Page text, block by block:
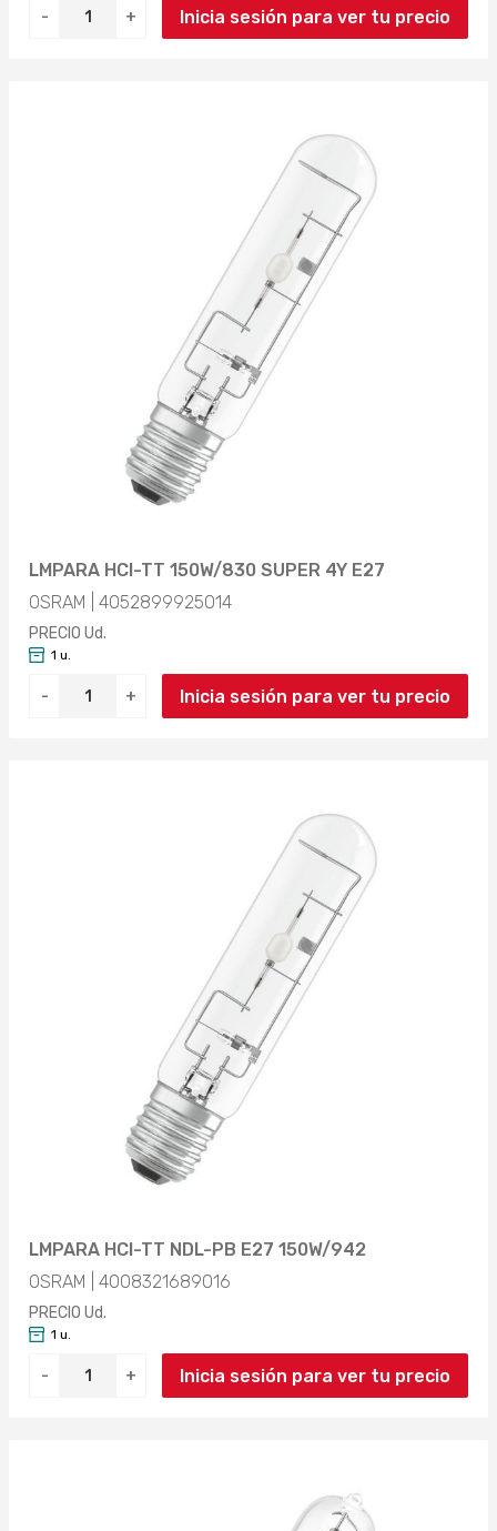
- + Inicia sesión para ver tu precio
LMPARA HCI-TT 150W/830 SUPER 4Y E27
OSRAM | 4052899925014
PRECIO Ud.
- +
1 u.
Inicia sesión para ver tu precio
LMPARA HCI-TT NDL-PB E27 150W/942
OSRAM | 4008321689016
PRECIO Ud.
- +
1 u.
Inicia sesión para ver tu precio